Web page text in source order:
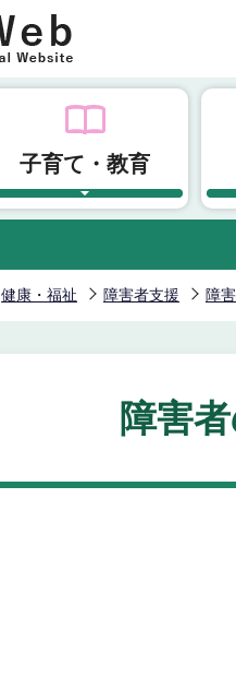
子育て・教育
健康・福祉 障害者支援 障
障害